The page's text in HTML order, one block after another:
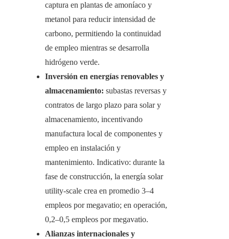
captura en plantas de amoníaco y
metanol para reducir intensidad de
carbono, permitiendo la continuidad
de empleo mientras se desarrolla
hidrógeno verde.
Inversión en energías renovables y
almacenamiento: subastas reversas y
contratos de largo plazo para solar y
almacenamiento, incentivando
manufactura local de componentes y
empleo en instalación y
mantenimiento. Indicativo: durante la
fase de construcción, la energía solar
utility-scale crea en promedio 3–4
empleos por megavatio; en operación,
0,2–0,5 empleos por megavatio.
Alianzas internacionales y